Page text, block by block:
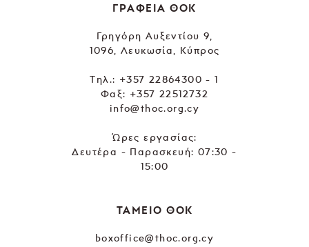
ΓΡΑΦΕΙΑ ΘΟΚ
Γρηγόρη Αυξεντίου 9,
1096, Λευκωσία, Κύπρος
Tηλ.: +357 22864300 - 1
Φαξ: +357 22512732
info@thoc.org.cy
Ώρες εργασίας:
Δευτέρα - Παρασκευή: 07:30 -
15:00
ΤΑΜΕΙΟ ΘΟΚ
boxoffice@thoc.org.cy